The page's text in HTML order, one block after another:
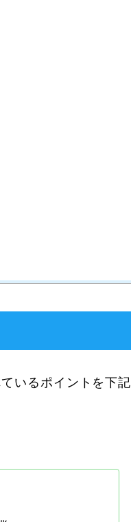
いるポイントを下記